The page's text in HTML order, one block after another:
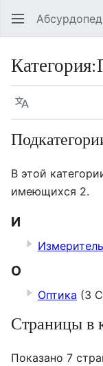
Категория:
Язык
В этой
имеющихся 2.
И
О
Оптика (3
Страницы в
Показано 7